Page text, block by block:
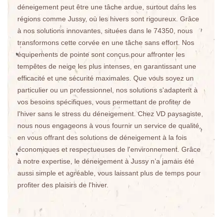
déneigement peut être une tâche ardue, surtout dans les
régions comme Jussy, où les hivers sont rigoureux. Grâce
à nos solutions innovantes, situées dans le 74350, nous
transformons cette corvée en une tâche sans effort. Nos
équipements de pointe sont conçus pour affronter les
tempêtes de neige les plus intenses, en garantissant une
efficacité et une sécurité maximales. Que vous soyez un
particulier ou un professionnel, nos solutions s'adaptent à
vos besoins spécifiques, vous permettant de profiter de
l'hiver sans le stress du déneigement. Chez VD paysagiste,
nous nous engageons à vous fournir un service de qualité,
en vous offrant des solutions de déneigement à la fois
économiques et respectueuses de l'environnement. Grâce
à notre expertise, le déneigement à Jussy n’a jamais été
aussi simple et agréable, vous laissant plus de temps pour
profiter des plaisirs de l'hiver.